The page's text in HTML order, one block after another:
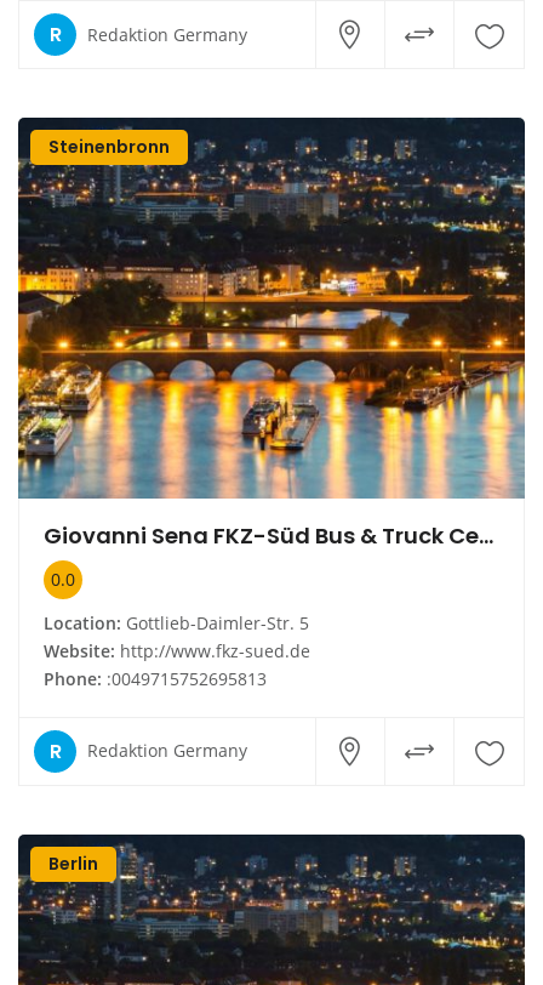
R Redaktion Germany
Steinenbronn
Giovanni Sena FKZ-Süd Bus & Truck Center
0.0
Location: Gottlieb-Daimler-Str. 5
Website: http://www.fkz-sued.de
Phone: :0049715752695813
R Redaktion Germany
Berlin